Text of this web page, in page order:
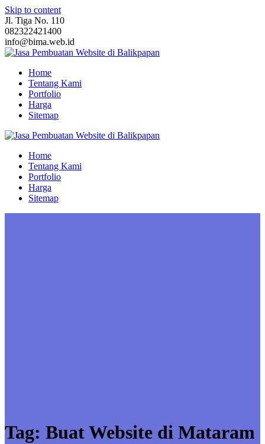
Skip to content
Jl. Tiga No. 110
082322421400
info@bima.web.id
Home
Tentang Kami
Portfolio
Harga
Sitemap
Home
Tentang Kami
Portfolio
Harga
Sitemap
Tag: Buat Website di Mataram